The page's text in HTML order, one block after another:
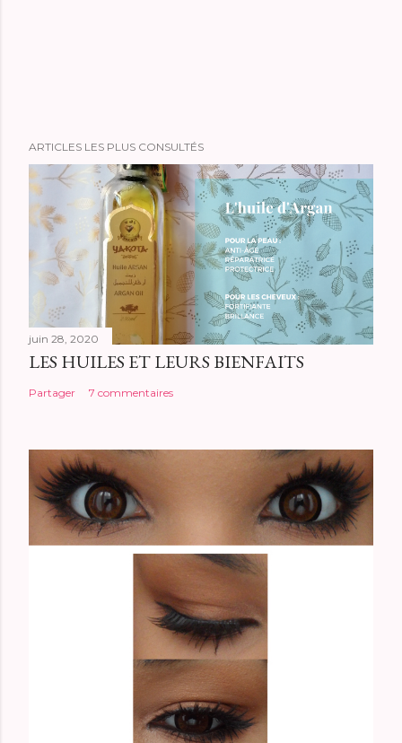
ARTICLES LES PLUS CONSULTÉS
juin 28, 2020
LES HUILES ET LEURS BIENFAITS
Partager 7 commentaires